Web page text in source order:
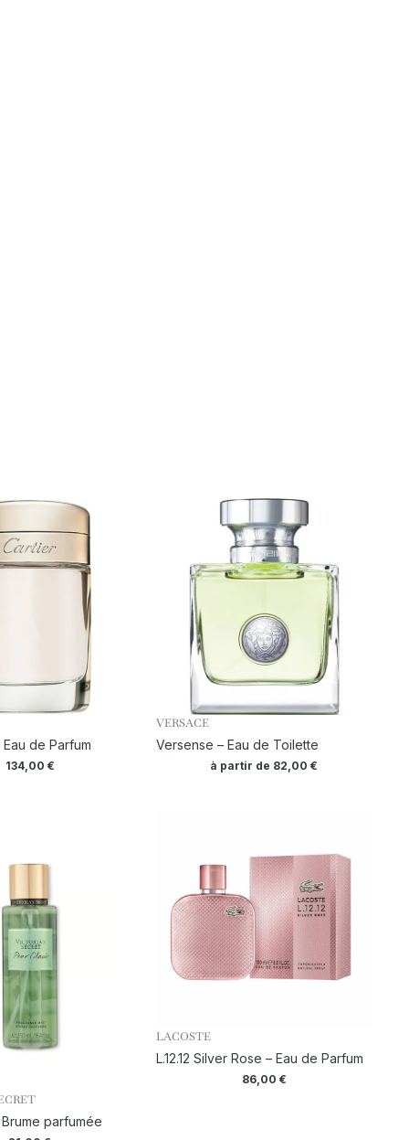
de Parfum
134,00 €
VERSACE
Versense – Eau de Toilette
à partir de 82,00€
parfumée
LACOSTE
L.12.12 Silver Rose – Eau de Parfum
86,00 €